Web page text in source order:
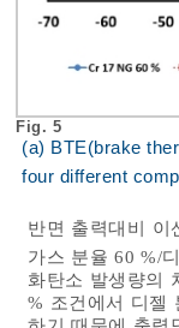
Fig. 5
(a) BTE(brake
four different
반면 출력대비 이
가스 분율 60 %/
화탄소 발생량의
% 조건에서 디젤